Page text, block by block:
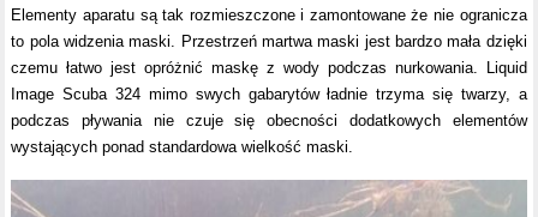
Elementy aparatu są tak rozmieszczone i zamontowane że nie ogranicza
to pola widzenia maski. Przestrzeń martwa maski jest bardzo mała dzięki
czemu łatwo jest opróżnić maskę z wody podczas nurkowania. Liquid
Image Scuba 324 mimo swych gabarytów ładnie trzyma się twarzy, a
podczas pływania nie czuje się obecności dodatkowych elementów
wystających ponad standardowa wielkość maski.